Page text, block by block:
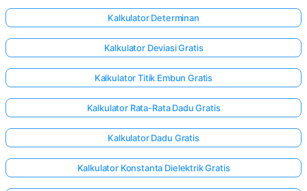
Kalkulator Determinan
Kalkulator Deviasi Gratis
Kalkulator Titik Embun Gratis
Kalkulator Rata-Rata Dadu Gratis
Kalkulator Dadu Gratis
Kalkulator Konstanta Dielektrik Gratis